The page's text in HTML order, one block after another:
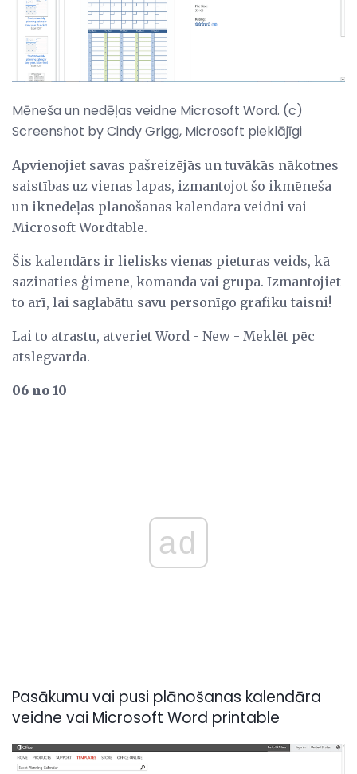
Mēneša un nedēļas veidne Microsoft Word. (c)
Screenshot by Cindy Grigg, Microsoft pieklājīgi
Apvienojiet savas pašreizējās un tuvākās nākotnes
saistības uz vienas lapas, izmantojot šo ikmēneša
un iknedēļas plānošanas kalendāra veidni vai
Microsoft Wordtable.
Šis kalendārs ir lielisks vienas pieturas veids, kā
sazināties ģimenē, komandā vai grupā. Izmantojiet
to arī, lai saglabātu savu personīgo grafiku taisni!
Lai to atrastu, atveriet Word - New - Meklēt pēc
atslēgvārda.
06 no 10
ad
Pasākumu vai pusi plānošanas kalendāra
veidne vai Microsoft Word printable